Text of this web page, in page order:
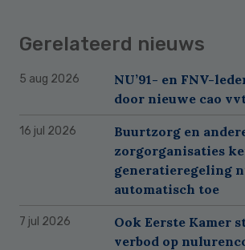
Gerelateerd nieuws
5 aug 2026
NU’91- en FNV-
door nieuwe cao
16 jul 2026
Buurtzorg en
zorgorganisaties
generatieregeling
automatisch toe
7 jul 2026
Ook Eerste Kamer
verbod op